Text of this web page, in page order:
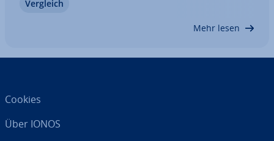
Lösungen, un­ter­schei­den sich jedoch in zentralen
Vergleich
Mehr lesen
Cookies
Über IONOS